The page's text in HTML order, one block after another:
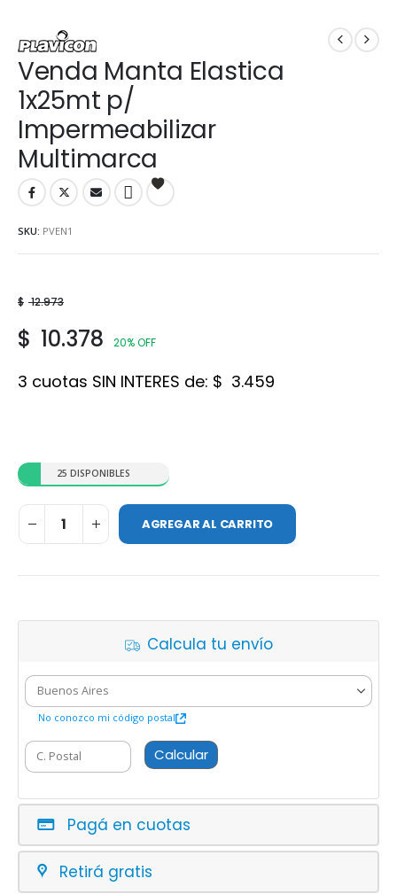
Venda Manta Elastica
1x25mt p/
Impermeabilizar
Multimarca
SKU: PVEN1
$ 12.973
$ 10.378 20% OFF
3 cuotas SIN INTERES de: $ 3.459
25 DISPONIBLES
AGREGAR AL CARRITO
Calcula tu envío
No conozco mi código postal
Calcular
Pagá en cuotas
Retirá gratis